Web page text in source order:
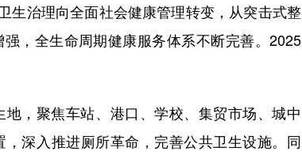
治理向全面社会健康管理转变，从突击式整
，全生命周期健康服务体系不断完善。2025
，聚焦车站、港口、学校、集贸市场、城中
深入推进厕所革命，完善公共卫生设施。同